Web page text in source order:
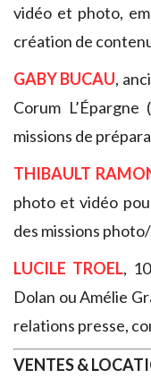
vidéo et photo,
création de
GABY BUCAU,
Corum
missions de
THIBAULT
photo et vidéo
des missions
LUCILE TROEL,
Dolan ou Amélie
relations presse,
VENTES &